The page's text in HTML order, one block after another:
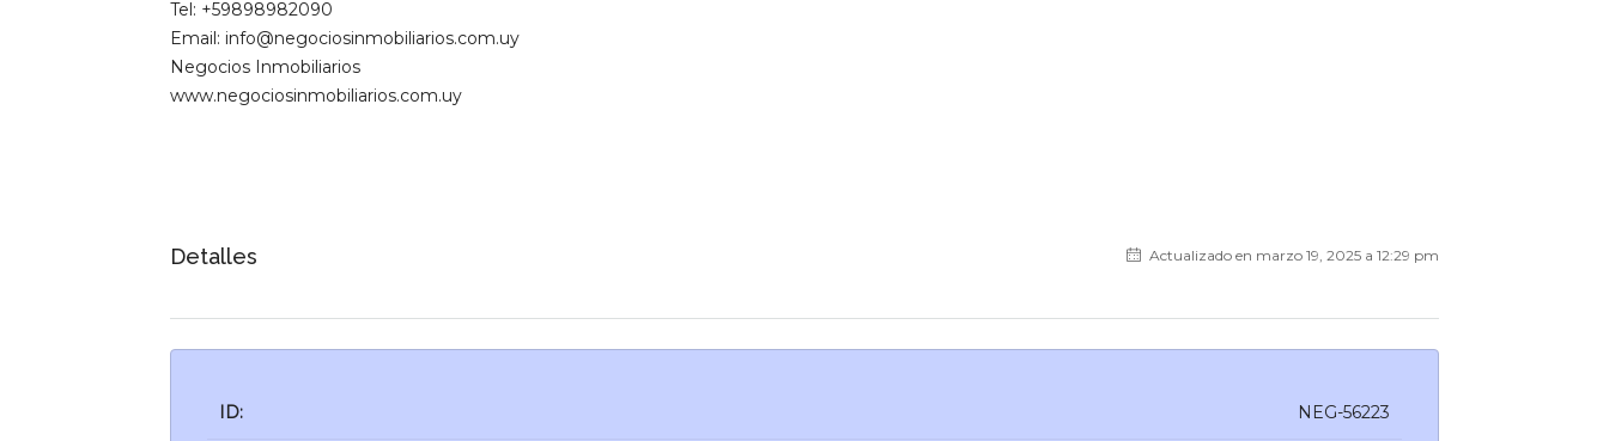
Tel: +59898982090
Email: info@negociosinmobiliarios.com.uy
Negocios Inmobiliarios
www.negociosinmobiliarios.com.uy
Detalles Actualizado en marzo 19, 2025 a 12:29 pm
ID: NEG-56223